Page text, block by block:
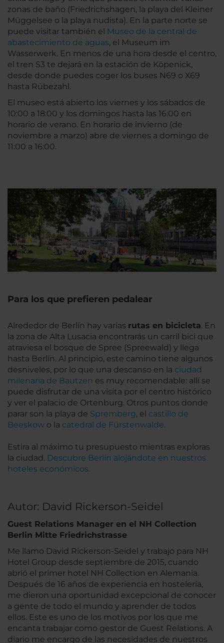
zonas de baño (Friedrichshagen, la playa del Kleiner
Müggelsee o la playa nudista). En la parte norte se
puede visitar también el Museo de la central de
abastecimiento de aguas, el Museum im
Wasserwerk. En menos de una hora desde el centro,
el tren S3 te dejará en la estación de Köpenick,
desde donde puedes coger los buses N69 o X69
hasta Rübezahl.
El museo está abierto los viernes y los sábados de
10:00 a 18:00 y los domingos hasta las 16:00 en
horario de verano. En horario de invierno (de
noviembre a marzo) abre de viernes a domingo de
11:00 a 16:00.
Para los que prefieren pedalear
Alrededor de Berlín hay varias rutas en bicicleta. En
la zona de Alta Lusacia encontrarás un carril bici que
atraviesa el bosque de Spree (Spreewald) y llega
hasta Berlín. Al principio, este camino tiene algunos
desniveles, por lo que una descanso en la ciudad
milenaria de Bautzen es muy recomendable: allí se
puede disfrutar de una visita por el centro histórico
y ver el palacio de Ortenburg. Otros puntos donde
parar son la playa de Spremberg, el castillo de
Beeskow o la catedral de Fürstenwalde.
Estira al máximo tu presupuesto mientras exploras
la ciudad. Descubre Berlín alojándote en nuestros
hoteles económicos.
Autor: David Rickerson-Seidel
Guest Relations Manager en el NH Collection
Berlin Mitte Friedrichstrasse
Me llamo David Rickerson-Seidel y trabajo para NH
Hotel Group desde septiembre de 2015, cuando
abrió el primer hotel NH Collection en Alemania.
Después de 16 años de experiencia en hostelería,
me dieron una oportunidad excepcional de conocer
a gente de todo el mundo y aprender de todos
ellos. Este es uno de los motivos por los que me
encanta trabajar como gestor de Guest Relations. A
diario me encargo de las necesidades de nuestros